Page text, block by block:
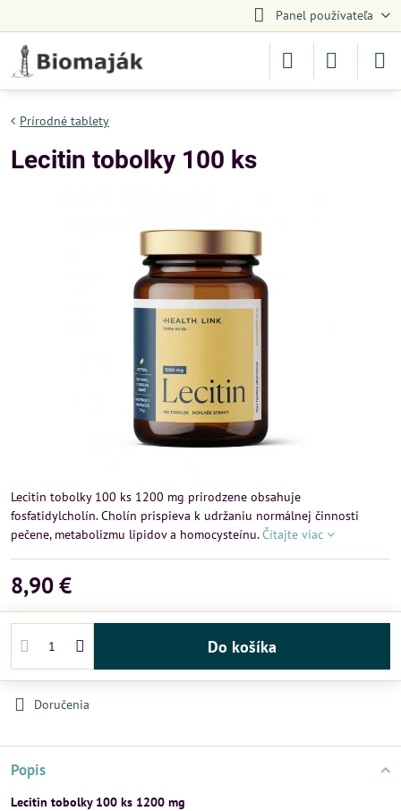
Panel používateľa
Prírodné tablety
Lecitin tobolky 100 ks
Lecitin tobolky 100 ks 1200 mg prirodzene obsahuje
fosfatidylcholín. Cholín prispieva k udržaniu normálnej činnosti
pečene, metabolizmu lipidov a homocysteínu.Čítajte viac
8,90 €
Do košíka
Doručenia
Popis
Lecitin tobolky 100 ks 1200 mg